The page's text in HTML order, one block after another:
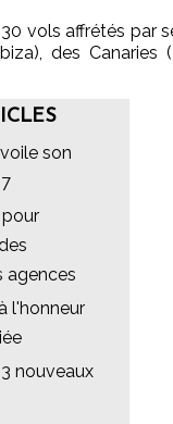
vols affrétés par
des
son
agences
l'honneur
nouveaux